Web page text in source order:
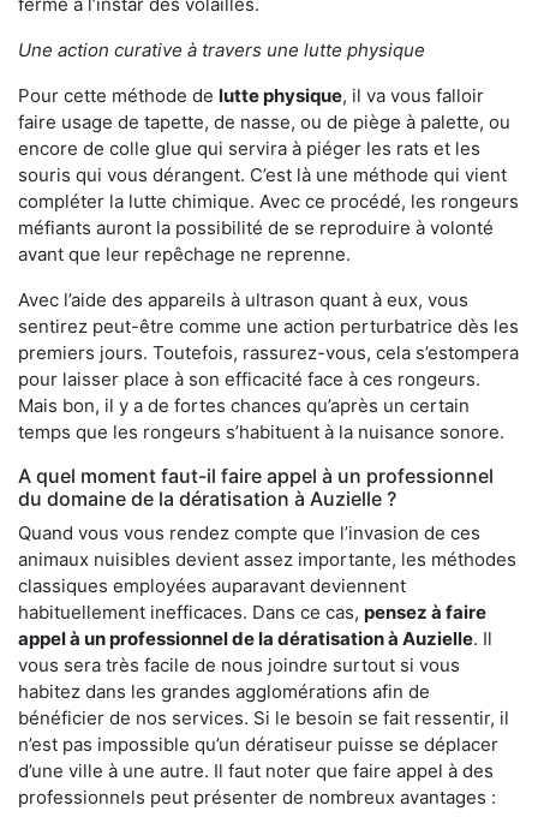
Une action curative à travers une lutte physique
Pour cette méthode de lutte physique, il va vous falloir
faire usage de tapette, de nasse, ou de piège à palette, ou
encore de colle glue qui servira à piéger les rats et les
souris qui vous dérangent. C’est là une méthode qui vient
compléter la lutte chimique. Avec ce procédé, les rongeurs
méfiants auront la possibilité de se reproduire à volonté
avant que leur repêchage ne reprenne.
Avec l’aide des appareils à ultrason quant à eux, vous
sentirez peut-être comme une action perturbatrice dès les
premiers jours. Toutefois, rassurez-vous, cela s’estompera
pour laisser place à son efficacité face à ces rongeurs.
Mais bon, il y a de fortes chances qu’après un certain
temps que les rongeurs s’habituent à la nuisance sonore.
A quel moment faut-il faire appel à un professionnel
du domaine de la dératisation à Auzielle ?
Quand vous vous rendez compte que l’invasion de ces
animaux nuisibles devient assez importante, les méthodes
classiques employées auparavant deviennent
habituellement inefficaces. Dans ce cas, pensez à faire
appel à un professionnel de la dératisation à Auzielle. Il
vous sera très facile de nous joindre surtout si vous
habitez dans les grandes agglomérations afin de
bénéficier de nos services. Si le besoin se fait ressentir, il
n’est pas impossible qu’un dératiseur puisse se déplacer
d’une ville à une autre. Il faut noter que faire appel à des
professionnels peut présenter de nombreux avantages :